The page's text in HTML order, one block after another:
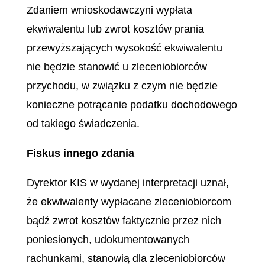
Zdaniem wnioskodawczyni wypłata
ekwiwalentu lub zwrot kosztów prania
przewyższających wysokość ekwiwalentu
nie będzie stanowić u zleceniobiorców
przychodu, w związku z czym nie będzie
konieczne potrącanie podatku dochodowego
od takiego świadczenia.
Fiskus innego zdania
Dyrektor KIS w wydanej interpretacji uznał,
że ekwiwalenty wypłacane zleceniobiorcom
bądź zwrot kosztów faktycznie przez nich
poniesionych, udokumentowanych
rachunkami, stanowią dla zleceniobiorców